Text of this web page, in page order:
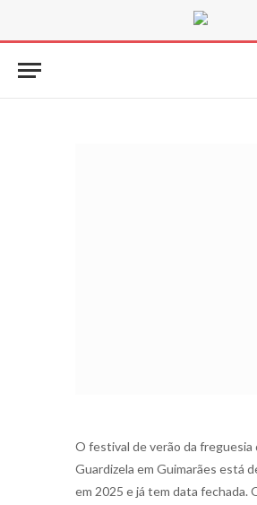
O festival de verão da freguesia
Guardizela em Guimarães está
em 2025 e já tem data fechada.